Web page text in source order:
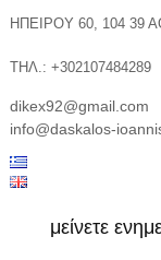
ΗΠΕΊΡΟΥ 60, 104 39
ΤΗΛ.: +302107484289
dikex92@gmail.com
info@daskalos-
μείνετε